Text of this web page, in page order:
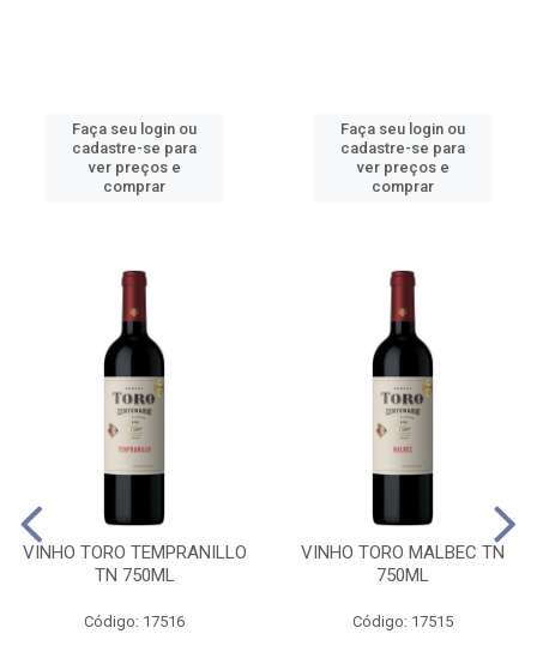
Faça seu login ou
cadastre-se para
ver preços e
comprar
Faça seu login ou
cadastre-se para
ver preços e
comprar
VINHO TORO TEMPRANILLO
TN 750ML
Código: 17516
VINHO TORO MALBEC TN
750ML
Código: 17515